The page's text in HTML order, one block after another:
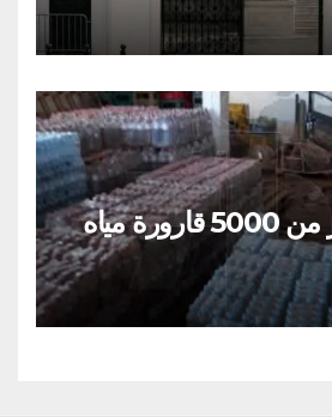
نابل: حجز أكثر من 5000 قارورة مياه